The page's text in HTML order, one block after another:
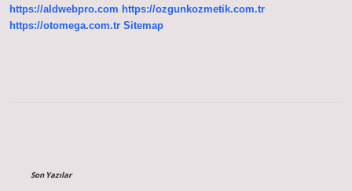
https://aldwebpro.com https://ozgunkozmetik.com.tr
https://otomega.com.tr Sitemap
Son Yazılar